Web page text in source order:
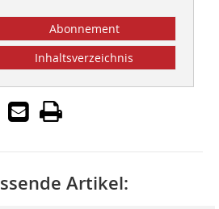
Abonnement
Inhaltsverzeichnis
Artikel: